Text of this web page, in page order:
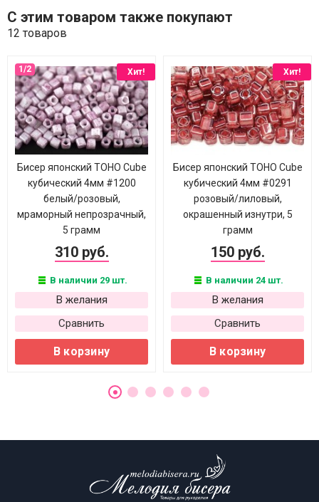
С этим товаром также покупают
12 товаров
Хит!
Бисер японский TOHO Cube
кубический 4мм #1200
белый/розовый,
мраморный непрозрачный,
5 грамм
310 руб.
В наличии 29 шт.
В желания
Сравнить
В корзину
Хит!
Бисер японский TOHO Cube
кубический 4мм #0291
розовый/лиловый,
окрашенный изнутри, 5
грамм
150 руб.
В наличии 24 шт.
В желания
Сравнить
В корзину